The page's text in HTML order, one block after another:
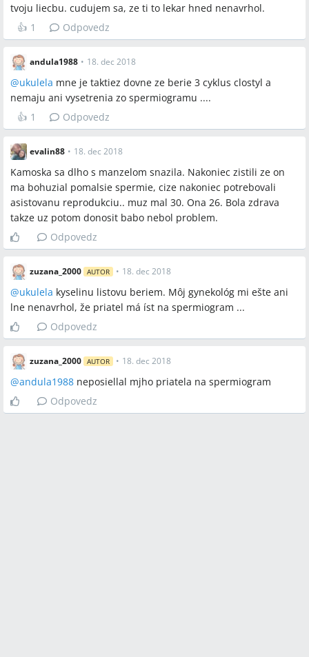
tvoju liecbu. cudujem sa, ze ti to lekar hned nenavrhol.
👍 1 Odpovedz
andula1988 • 18. dec 2018
@ukulela mne je taktiez dovne ze berie 3 cyklus clostyl a
nemaju ani vysetrenia zo spermiogramu ....
👍 1 Odpovedz
evalin88 • 18. dec 2018
Kamoska sa dlho s manzelom snazila. Nakoniec zistili ze on
ma bohuzial pomalsie spermie, cize nakoniec potrebovali
asistovanu reprodukciu.. muz mal 30. Ona 26. Bola zdrava
takze uz potom donosit babo nebol problem.
Odpovedz
zuzana_2000 AUTOR • 18. dec 2018
@ukulela kyselinu listovu beriem. Môj gynekológ mi ešte ani
lne nenavrhol, že priatel má íst na spermiogram ...
Odpovedz
zuzana_2000 AUTOR • 18. dec 2018
@andula1988 neposiellal mjho priatela na spermiogram
Odpovedz